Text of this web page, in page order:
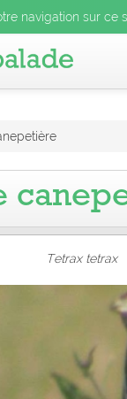
votre navigation sur
navigation sur ce
sur ce site,
Tetrax tetrax